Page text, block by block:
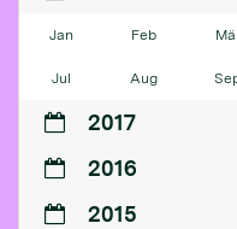
Jan Feb
Jul Aug
2017
2016
2015